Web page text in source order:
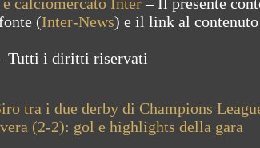
(Inter-News) e il link al
Tutti i diritti riservati
tra i due derby di Champions
(2-2): gol e highlights della gara